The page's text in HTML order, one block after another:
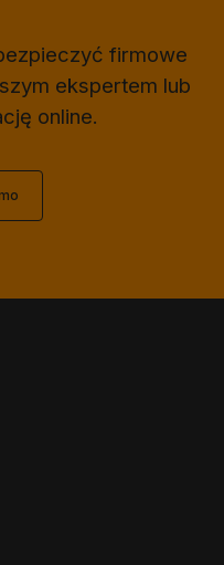
firmowe
ekspertem lub
online.